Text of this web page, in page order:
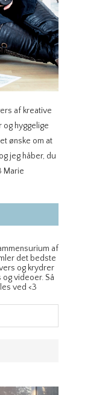
af kreative
hyggelige
ønske om at
jeg håber, du
Marie
af
det bedste
og krydrer
videoer. Så
ved <3